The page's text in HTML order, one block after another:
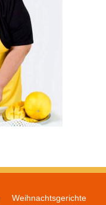
Weihnachtsgerichte